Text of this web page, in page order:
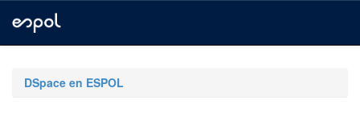
navigationDSpace en ESPOL